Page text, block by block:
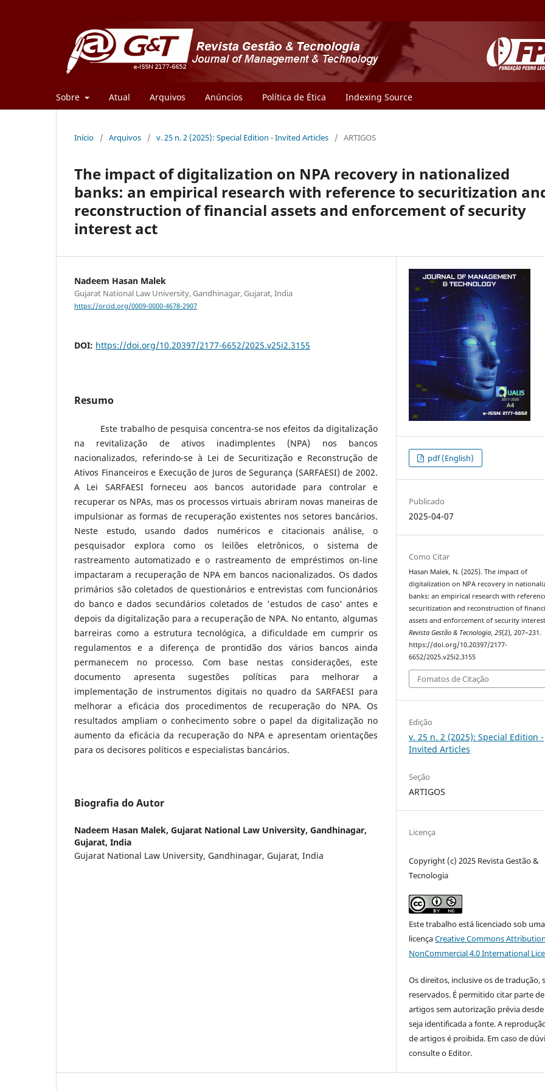
Sobre Atual Arquivos Anúncios Política de Ética Indexing Source
Início / Arquivos / v. 25 n. 2 (2025): Special Edition - Invited Articles / ARTIGOS
The impact of digitalization on NPA recovery in nationalized
banks: an empirical research with reference to securitization
reconstruction of financial assets and enforcement of security
interest act
Nadeem Hasan Malek
Gujarat National Law University, Gandhinagar, Gujarat, India
https://orcid.org/0009-0000-4678-2907
DOI: https://doi.org/10.20397/2177-6652/2025.v25i2.3155
Resumo
Este trabalho de pesquisa concentra-se nos efeitos da digitalização
na revitalização de ativos inadimplentes (NPA) nos bancos
nacionalizados, referindo-se à Lei de Securitização e Reconstrução de
Ativos Financeiros e Execução de Juros de Segurança (SARFAESI) de 2002.
A Lei SARFAESI forneceu aos bancos autoridade para controlar e
recuperar os NPAs, mas os processos virtuais abriram novas maneiras de
impulsionar as formas de recuperação existentes nos setores bancários.
Neste estudo, usando dados numéricos e citacionais análise, o
pesquisador explora como os leilões eletrônicos, o sistema de
rastreamento automatizado e o rastreamento de empréstimos on-line
impactaram a recuperação de NPA em bancos nacionalizados. Os dados
primários são coletados de questionários e entrevistas com funcionários
do banco e dados secundários coletados de 'estudos de caso' antes e
depois da digitalização para a recuperação de NPA. No entanto, algumas
barreiras como a estrutura tecnológica, a dificuldade em cumprir os
regulamentos e a diferença de prontidão dos vários bancos ainda
permanecem no processo. Com base nestas considerações, este
documento apresenta sugestões políticas para melhorar a
implementação de instrumentos digitais no quadro da SARFAESI para
melhorar a eficácia dos procedimentos de recuperação do NPA. Os
resultados ampliam o conhecimento sobre o papel da digitalização no
aumento da eficácia da recuperação do NPA e apresentam orientações
para os decisores políticos e especialistas bancários.
Biografia do Autor
Nadeem Hasan Malek, Gujarat National Law University, Gandhinagar,
Gujarat, India
Gujarat National Law University, Gandhinagar, Gujarat, India
pdf (English)
Publicado
2025-04-07
Como Citar
Hasan Malek, N. (2025). The impact of
digitalization on NPA recovery in
banks: an empirical research with
securitization and reconstruction of
assets and enforcement of security
Revista Gestão & Tecnologia,25(2), 207–231.
https://doi.org/10.20397/2177-
6652/2025.v25i2.3155
Fomatos de Citação
Edição
v. 25 n. 2 (2025): Special Edition -
Invited Articles
Seção
ARTIGOS
Licença
Copyright (c) 2025 Revista Gestão &
Tecnologia
Este trabalho está licenciado sob uma
licençaCreative Commons
NonCommercial 4.0 International
Os direitos, inclusive os de tradução,
reservados. É permitido citar parte de
artigos sem autorização prévia
seja identificada a fonte. A
de artigos é proibida. Em caso de
consulte o Editor.